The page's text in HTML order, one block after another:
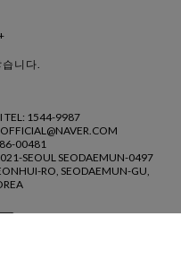
니다.
TEL: 1544-9987
86-00481
SEOUL SEODAEMUN-0497
RO, SEODAEMUN-GU,